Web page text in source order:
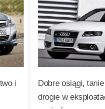
i
Dobre osiągi,
drogie w